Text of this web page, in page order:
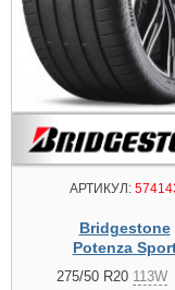
АРТИКУЛ:
Bridgestone
Potenza
275/50 R20 113W